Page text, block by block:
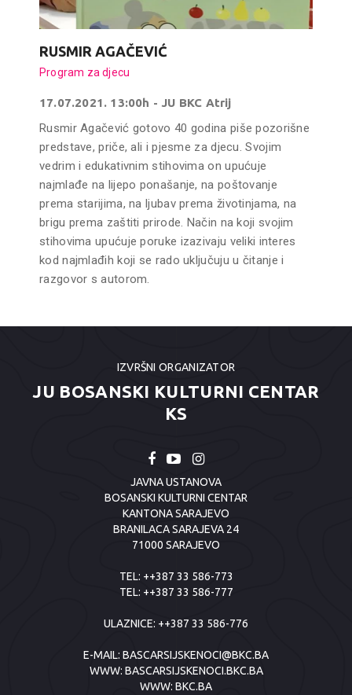
RUSMIR AGAČEVIĆ
Program za djecu
17.07.2021. 13:00h - JU BKC Atrij
Rusmir Agačević gotovo 40 godina piše pozorišne
predstave, priče, ali i pjesme za djecu. Svojim
vedrim i edukativnim stihovima on upućuje
najmlađe na lijepo ponašanje, na poštovanje
prema starijima, na ljubav prema životinjama, na
brigu prema zaštiti prirode. Način na koji svojim
stihovima upućuje poruke izazivaju veliki interes
kod najmlađih koji se rado uključuju u čitanje i
razgovor s autorom.
IZVRŠNI ORGANIZATOR
JU BOSANSKI KULTURNI CENTAR
KS
JAVNA USTANOVA
BOSANSKI KULTURNI CENTAR
KANTONA SARAJEVO
BRANILACA SARAJEVA 24
71000 SARAJEVO
TEL: ++387 33 586-773
TEL: ++387 33 586-777
ULAZNICE: ++387 33 586-776
E-MAIL: BASCARSIJSKENOCI@BKC.BA
WWW: BASCARSIJSKENOCI.BKC.BA
WWW: BKC.BA